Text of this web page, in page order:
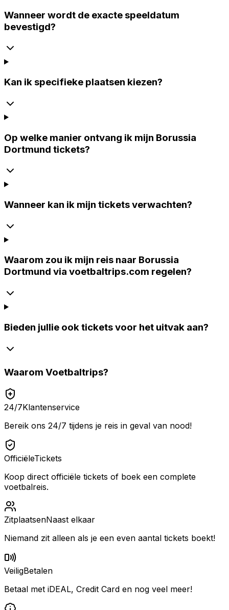
Wanneer wordt de exacte speeldatum
bevestigd?
Kan ik specifieke plaatsen kiezen?
Op welke manier ontvang ik mijn Borussia
Dortmund tickets?
Wanneer kan ik mijn tickets verwachten?
Waarom zou ik mijn reis naar Borussia
Dortmund via voetbaltrips.com regelen?
Bieden jullie ook tickets voor het uitvak aan?
Waarom Voetbaltrips?
24/7Klantenservice
Bereik ons 24/7 tijdens je reis in geval van nood!
OfficiëleTickets
Koop direct officiële tickets of boek een complete
voetbalreis.
ZitplaatsenNaast elkaar
Niemand zit alleen als je een even aantal tickets boekt!
VeiligBetalen
Betaal met iDEAL, Credit Card en nog veel meer!